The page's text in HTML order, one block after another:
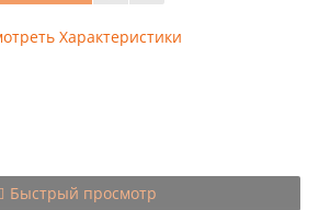
Характеристики
Быстрый просмотр